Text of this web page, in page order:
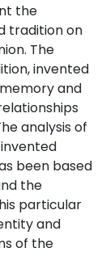
the
tradition on
The
invented
and
analysis of
been based
the
particular
and
of the